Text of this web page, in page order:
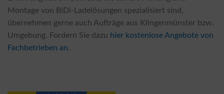
Montage von BiDi-Ladelösungen spezialisiert sind,
übernehmen gerne auch Aufträge aus Klingenmünster bzw.
Umgebung. Fordern Sie dazu hier kostenlose Angebote von
Fachbetrieben an.